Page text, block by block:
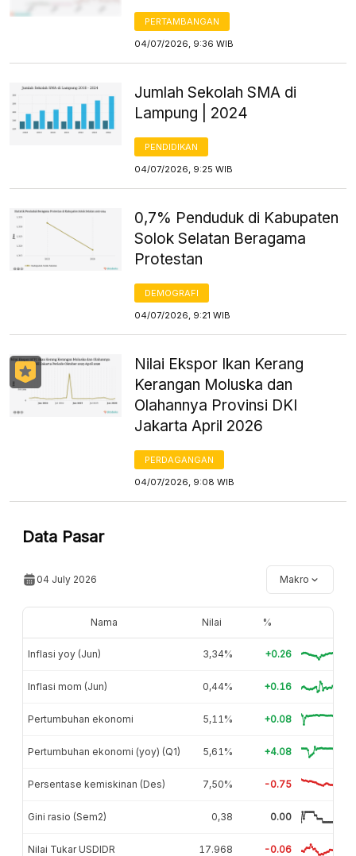
PERTAMBANGAN
04/07/2026, 9:36 WIB
Jumlah Sekolah SMA di
Lampung | 2024
PENDIDIKAN
04/07/2026, 9:25 WIB
0,7% Penduduk di Kabupaten
Solok Selatan Beragama
Protestan
DEMOGRAFI
04/07/2026, 9:21 WIB
Nilai Ekspor Ikan Kerang
Kerangan Moluska dan
Olahannya Provinsi DKI
Jakarta April 2026
PERDAGANGAN
04/07/2026, 9:08 WIB
Data Pasar
04 July 2026 Makro
Nama Nilai %
Inflasi yoy (Jun) 3,34% +0.26
Inflasi mom (Jun) 0,44% +0.16
Pertumbuhan ekonomi 5,11% +0.08
Pertumbuhan ekonomi (yoy) (Q1) 5,61% +4.08
Persentase kemiskinan (Des) 7,50% -0.75
Gini rasio (Sem2) 0,38 0.00
Nilai Tukar USDIDR 17.968 -0.06